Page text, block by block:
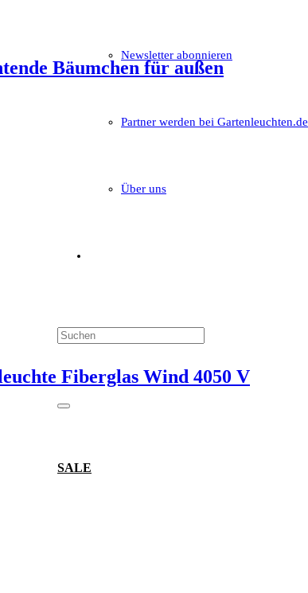
Newsletter abonnieren
Partner werden bei Gartenleuchten.de
Über uns
SALE
Bäumchen für außen
Fiberglas Wind 4050 V